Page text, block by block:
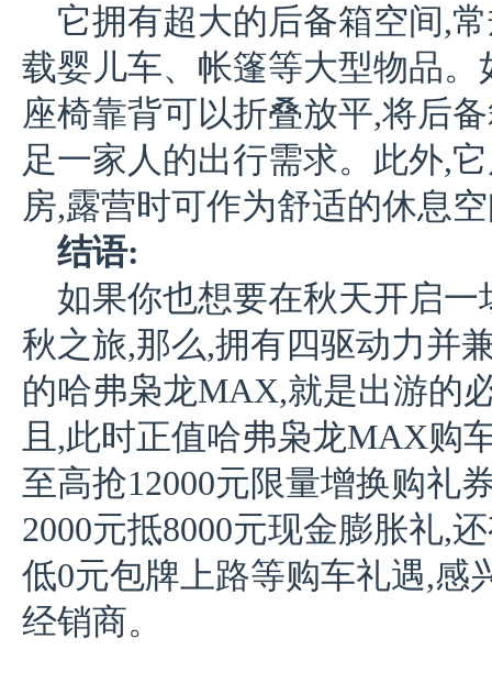
它拥有超大的后备箱空间,
载婴儿车、帐篷等大型物品
座椅靠背可以折叠放平,将后
足一家人的出行需求。此外,
房,露营时可作为舒适的休息
结语:
如果你也想要在秋天开启
秋之旅,那么,拥有四驱动力并
的哈弗枭龙MAX,就是出游的
且,此时正值哈弗枭龙MAX购
至高抢12000元限量增换购礼
2000元抵8000元现金膨胀礼,
低0元包牌上路等购车礼遇,感
经销商。